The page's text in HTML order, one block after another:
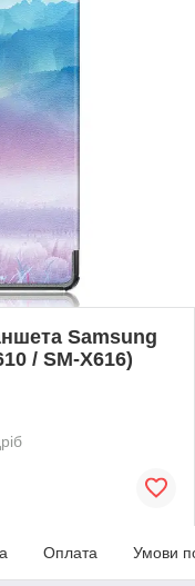
Samsung
/ SM-X616)
Оплата Умови